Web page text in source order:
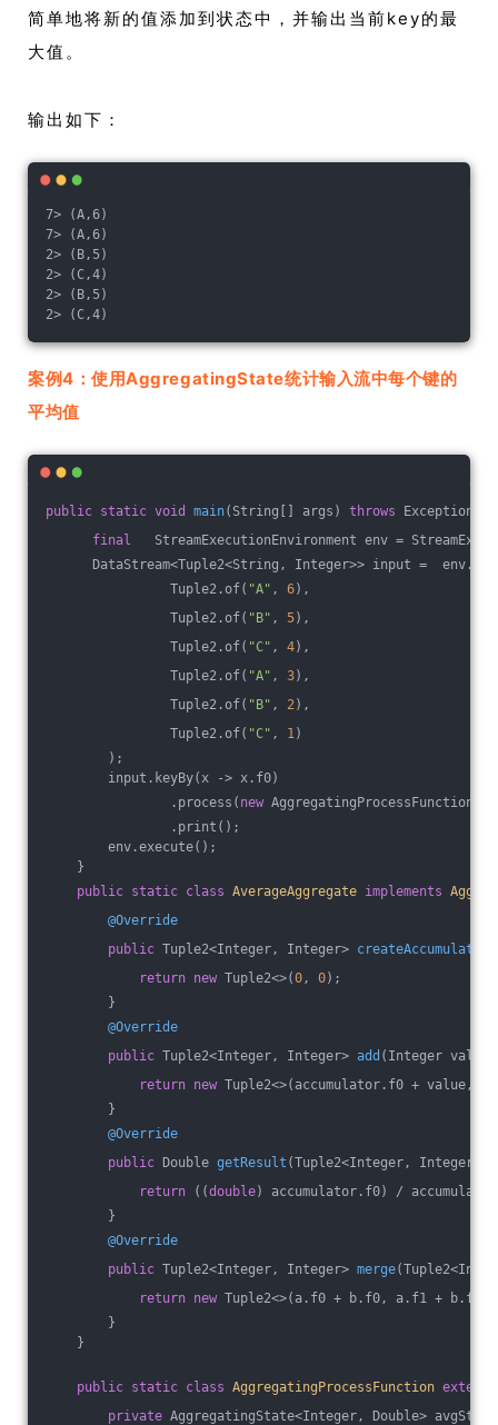
简单地将新的值添加到状态中，并输出当前key的最
大值。
输出如下：
7> (A,6)
7> (A,6)
2> (B,5)
2> (C,4)
2> (B,5)
2> (C,4)
案例4：使用AggregatingState统计输入流中每个键的
平均值
public static void main(String[] args) throws Exception
final StreamExecutionEnvironment env =
DataStream<Tuple2<String, Integer>> input =
Tuple2.of( "A" , 6),
Tuple2.of( "B" , 5),
Tuple2.of( "C" , 4),
Tuple2.of( "A" , 3),
Tuple2.of( "B" , 2),
Tuple2.of( "C" , 1)
);
input.keyBy(x -> x.f0)
.process( new AggregatingProcessFunction())
.print();
env.execute();
}
public static class AverageAggregate implements
@Override
public Tuple2<Integer, Integer> createAccumulator
return new Tuple2<>(0, 0);
}
@Override
public Tuple2<Integer, Integer> add (Integer value,
return new Tuple2<>(accumulator.f0 + value,
}
@Override
public Double getResult (Tuple2<Integer, Integer>
return ((double) accumulator.f0) /
}
@Override
public Tuple2<Integer, Integer> merge
return new Tuple2<>(a.f0 + b.f0, a.f1 + b.f1);
}
}
public static class AggregatingProcessFunction extends
private AggregatingState<Integer, Double>